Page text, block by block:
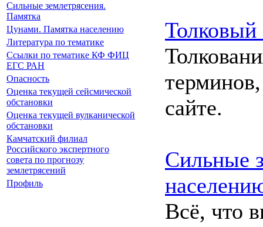
Сильные землетрясения.
Памятка
Цунами. Памятка населению
Литература по тематике
Ссылки по тематике КФ ФИЦ
ЕГС РАН
Опасность
Оценка текущей сейсмической
обстановки
Оценка текущей вулканической
обстановки
Камчатский филиал
Российского экспертного
совета по прогнозу
землетрясений
Профиль
Толковый
сайте.
Сильные
Всё, что